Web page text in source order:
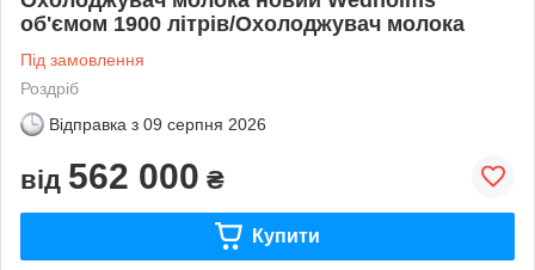
об'ємом 1900 літрів/Охолоджувач молока
Під замовлення
Роздріб
Відправка з 09 серпня 2026
від 562 000 ₴
Купити